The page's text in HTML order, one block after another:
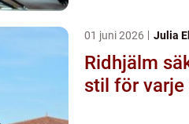
01 juni 2026 Julia
Ridhjälm säkerhet, passform och
stil för